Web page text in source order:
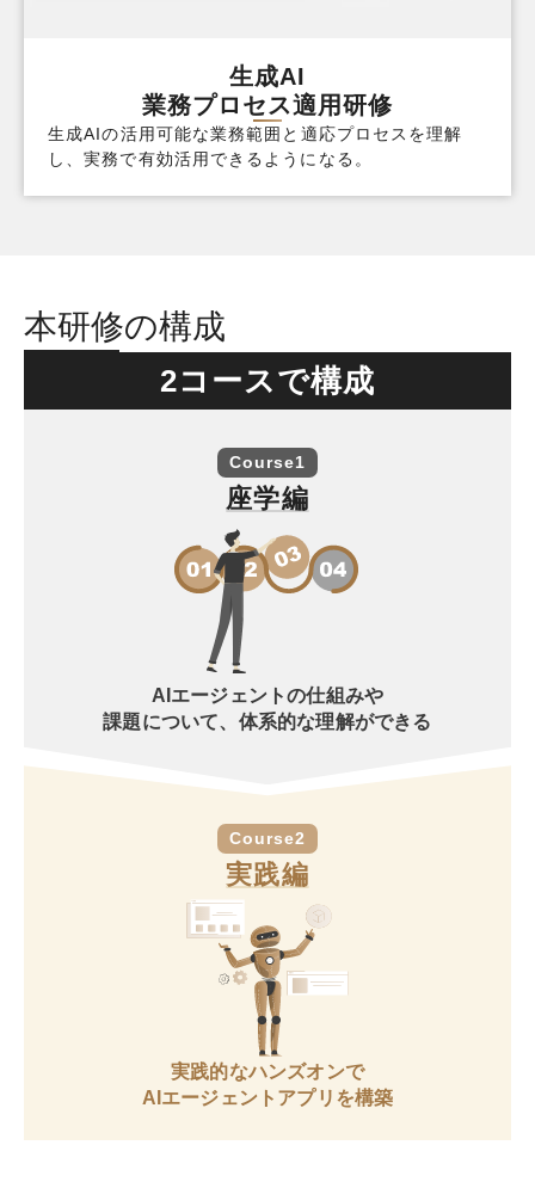
生成AI
業務プロセス適用研修
生成AIの活用可能な業務範囲と適応プロセスを理解
し、実務で有効活用できるようになる。
本研修の構成
2コースで構成
Course1
座学編
AIエージェントの仕組みや
課題について、体系的な理解ができる
Course2
実践編
実践的なハンズオンで
AIエージェントアプリを構築